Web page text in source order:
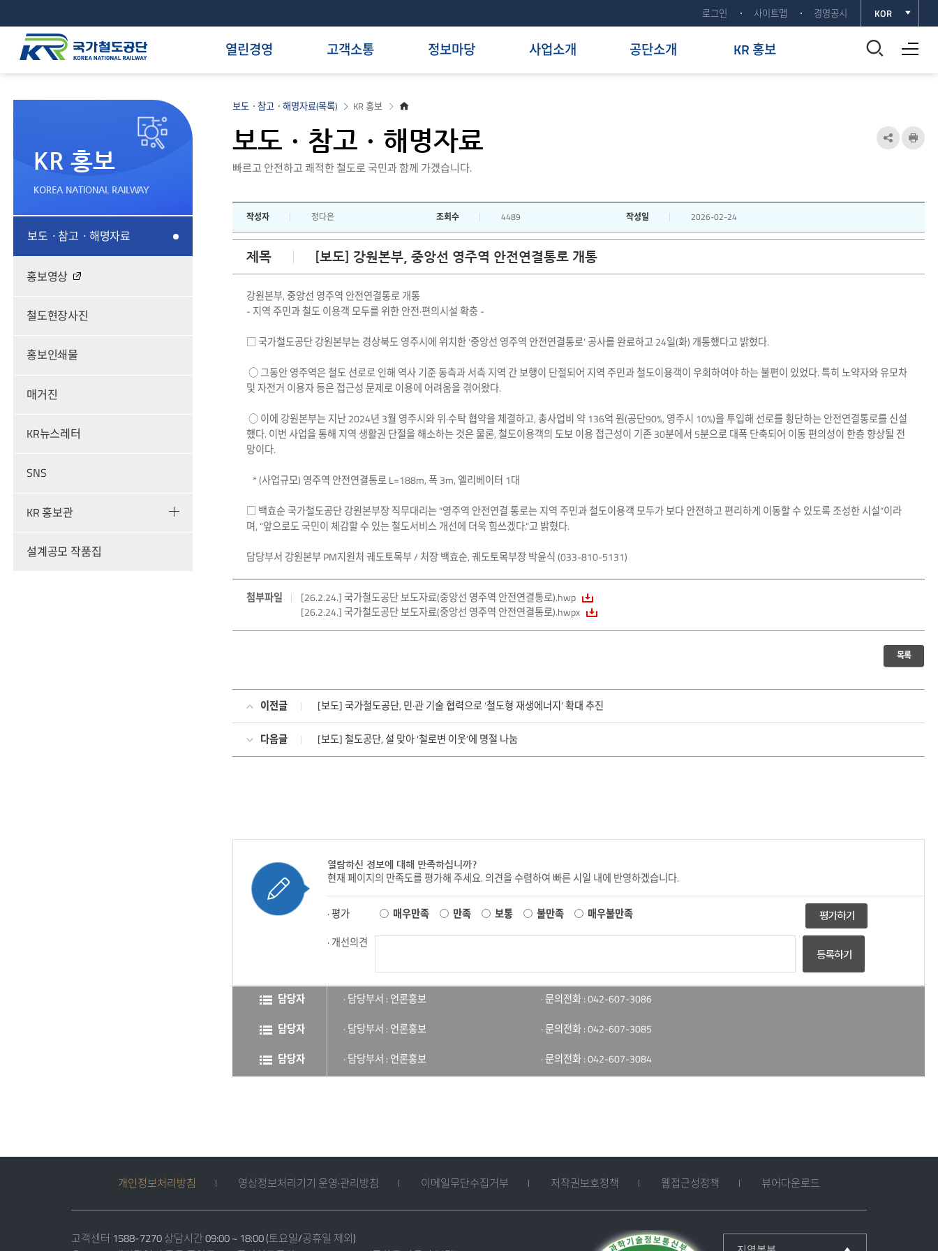
로그인 사이트맵 경영공시 KOR
열린경영 고객소통 정보마당 사업소개 공단소개 KR 홍보
통
색
열
기
전체메뉴 열기
KR 홍보
KOREA NATIONAL RAILWAY
보도ㆍ참고ㆍ해명자료
홍보영상
철도현장사진
홍보인쇄물
매거진
KR뉴스레터
SNS
KR 홍보관
설계공모 작품집
로
KR 홍보
보도ㆍ참고ㆍ해명자료(목록)
보도ㆍ참고ㆍ해명자료
빠르고 안전하고 쾌적한 철도로 국민과 함께 가겠습니다.
공
열
인
작성자 정다은 조회수 4489 작성일 2026-02-24
제목 [보도] 강원본부, 중앙선 영주역 안전연결통로 개통
강원본부, 중앙선 영주역 안전연결통로 개통
- 지역 주민과 철도 이용객 모두를 위한 안전·편의시설 확충 -
□ 국가철도공단 강원본부는 경상북도 영주시에 위치한 ‘중앙선 영주역 안전연결통로’ 공사를 완료하고 24일(화) 개통했다고 밝혔다.
○ 그동안 영주역은 철도 선로로 인해 역사 기준 동측과 서측 지역 간 보행이 단절되어 지역 주민과 철도이용객이 우회하여야 하는 불편이 있었다. 특히 노약자와 유모차
및 자전거 이용자 등은 접근성 문제로 이용에 어려움을 겪어왔다.
○ 이에 강원본부는 지난 2024년 3월 영주시와 위·수탁 협약을 체결하고, 총사업비 약 136억 원(공단90%, 영주시 10%)을 투입해 선로를 횡단하는 안전연결통로를 신설
했다. 이번 사업을 통해 지역 생활권 단절을 해소하는 것은 물론, 철도이용객의 도보 이용 접근성이 기존 30분에서 5분으로 대폭 단축되어 이동 편의성이 한층 향상될 전
망이다.
* (사업규모) 영주역 안전연결통로 L=188m, 폭 3m, 엘리베이터 1대
□ 백효순 국가철도공단 강원본부장 직무대리는 “영주역 안전연결 통로는 지역 주민과 철도이용객 모두가 보다 안전하고 편리하게 이동할 수 있도록 조성한 시설”이라
며, “앞으로도 국민이 체감할 수 있는 철도서비스 개선에 더욱 힘쓰겠다.”고 밝혔다.
담당부서 강원본부 PM지원처 궤도토목부 / 처장 백효순, 궤도토목부장 박윤식 (033-810-5131)
첨부파일
[26.2.24.] 국가철도공단 보도자료(중앙선 영주역 안전연결통로).hwp
[26.2.24.] 국가철도공단 보도자료(중앙선 영주역 안전연결통로).hwpx
목록
이전글 [보도] 국가철도공단, 민·관 기술 협력으로 ‘철도형 재생에너지’ 확대 추진
다음글 [보도] 철도공단, 설 맞아 ‘철로변 이웃’에 명절 나눔
열람하신 정보에 대해 만족하십니까?
현재 페이지의 만족도를 평가해 주세요. 의견을 수렴하여 빠른 시일 내에 반영하겠습니다.
· 평가 매우만족 만족 보통 불만족
매우불만족
· 개선의견
담당자 · 담당부서 : 언론홍보
· 문의전화 : 042-607-3086
담당자
· 담당부서 : 언론홍보
· 문의전화 : 042-607-3085
담당자
· 담당부서 : 언론홍보 · 문의전화 : 042-607-3084
개인정보처리방침 영상정보처리기기 운영·관리방침 이메일무단수집거부 저작권보호정책 웹접근성정책 뷰어다운로드
지역본부
고객센터 1588-7270 상담시간 09:00 ~ 18:00 (토요일/공휴일 제외)